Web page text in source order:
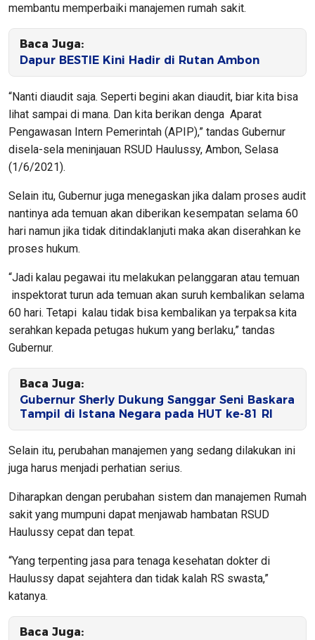
membantu memperbaiki manajemen rumah sakit.
Baca Juga:
Dapur BESTIE Kini Hadir di Rutan Ambon
“Nanti diaudit saja. Seperti begini akan diaudit, biar kita bisa
lihat sampai di mana. Dan kita berikan denga Aparat
Pengawasan Intern Pemerintah (APIP),” tandas Gubernur
disela-sela meninjauan RSUD Haulussy, Ambon, Selasa
(1/6/2021).
Selain itu, Gubernur juga menegaskan jika dalam proses audit
nantinya ada temuan akan diberikan kesempatan selama 60
hari namun jika tidak ditindaklanjuti maka akan diserahkan ke
proses hukum.
“Jadi kalau pegawai itu melakukan pelanggaran atau temuan
inspektorat turun ada temuan akan suruh kembalikan selama
60 hari. Tetapi kalau tidak bisa kembalikan ya terpaksa kita
serahkan kepada petugas hukum yang berlaku,” tandas
Gubernur.
Baca Juga:
Gubernur Sherly Dukung Sanggar Seni Baskara
Tampil di Istana Negara pada HUT ke-81 RI
Selain itu, perubahan manajemen yang sedang dilakukan ini
juga harus menjadi perhatian serius.
Diharapkan dengan perubahan sistem dan manajemen Rumah
sakit yang mumpuni dapat menjawab hambatan RSUD
Haulussy cepat dan tepat.
“Yang terpenting jasa para tenaga kesehatan dokter di
Haulussy dapat sejahtera dan tidak kalah RS swasta,”
katanya.
Baca Juga: